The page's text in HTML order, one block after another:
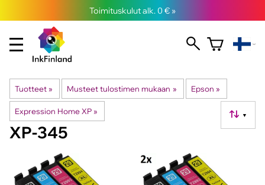
Toimituskulut alk. 0 € »
Tuotteet ‪» Musteet tulostimen mukaan ‪» Epson ‪»
Expression Home XP ‪» ▼
XP-345